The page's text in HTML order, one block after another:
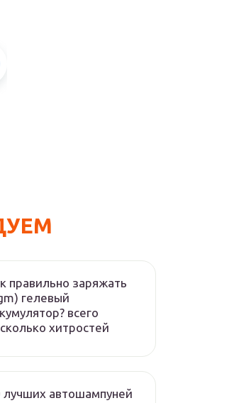
правильно заряжать
гелевый
всего
хитростей
лучших автошампуней